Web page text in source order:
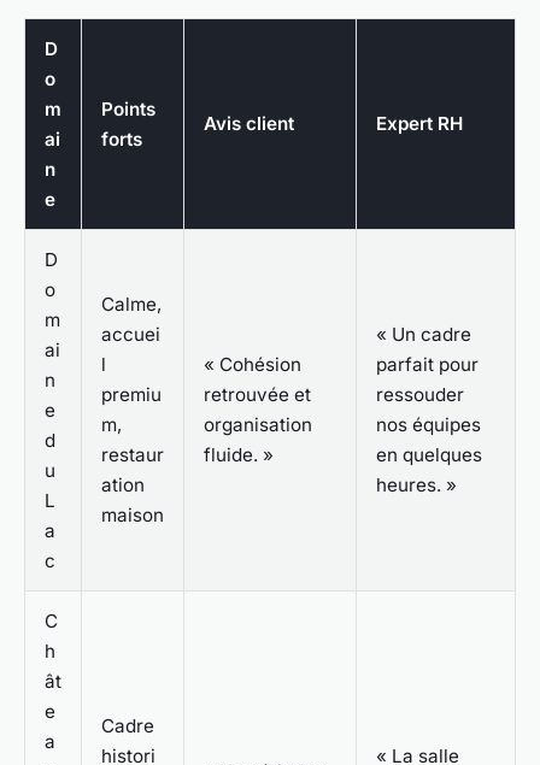
D
o
m
ai
n
e
Points
forts
Avis client Expert RH
D
o
m
ai
n
e
d
u
L
a
c
Calme,
accuei
l
premiu
m,
restaur
ation
maison
« Cohésion
retrouvée et
organisation
fluide. »
« Un cadre
parfait pour
ressouder
nos équipes
en quelques
heures. »
C
h
ât
e
a
Cadre
histori
« La salle